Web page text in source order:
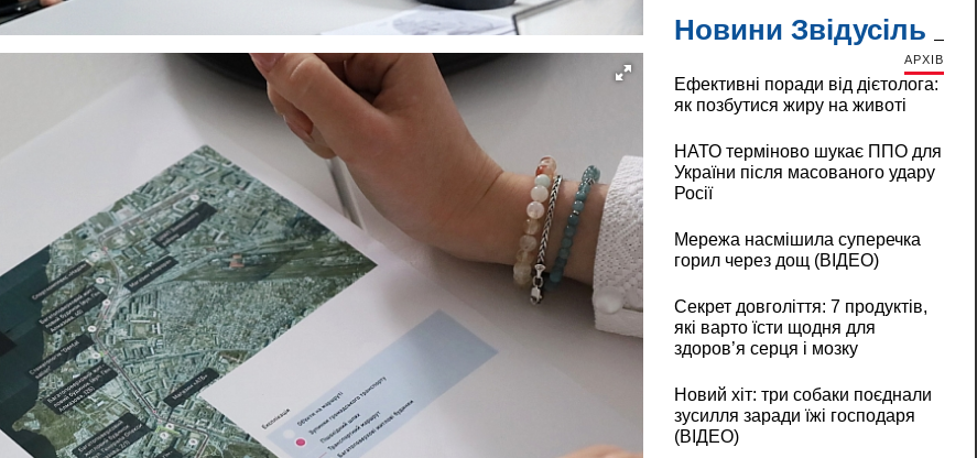
Новини Звідусіль
АРХІВ
Ефективні поради від дієтолога:
як позбутися жиру на животі
НАТО терміново шукає ППО для
України після масованого удару
Росії
Мережа насмішила суперечка
горил через дощ (ВІДЕО)
Секрет довголіття: 7 продуктів,
які варто їсти щодня для
здоров’я серця і мозку
Новий хіт: три собаки поєднали
зусилля заради їжі господаря
(ВІДЕО)